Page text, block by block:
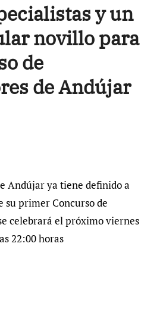
y un
novillo para
de
de Andújar
Andújar ya tiene definido a
su primer Concurso de
celebrará el próximo viernes
22:00 horas